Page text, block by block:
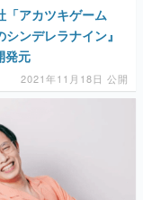
ゲームにまつわる言葉
ター文化史研究家・タ
「アカツキゲーム
ンデレラナイン』
発元
2021年11月18日 公開